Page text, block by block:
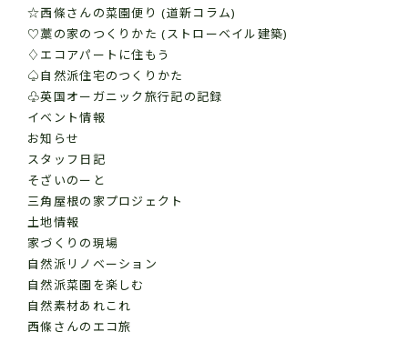
☆西條さんの菜園便り (道新コラム)
♡藁の家のつくりかた (ストローベイル建築)
♢エコアパートに住もう
♤自然派住宅のつくりかた
♧英国オーガニック旅行記の記録
イベント情報
お知らせ
スタッフ日記
そざいのーと
三角屋根の家プロジェクト
土地情報
家づくりの現場
自然派リノベーション
自然派菜園を楽しむ
自然素材あれこれ
西條さんのエコ旅